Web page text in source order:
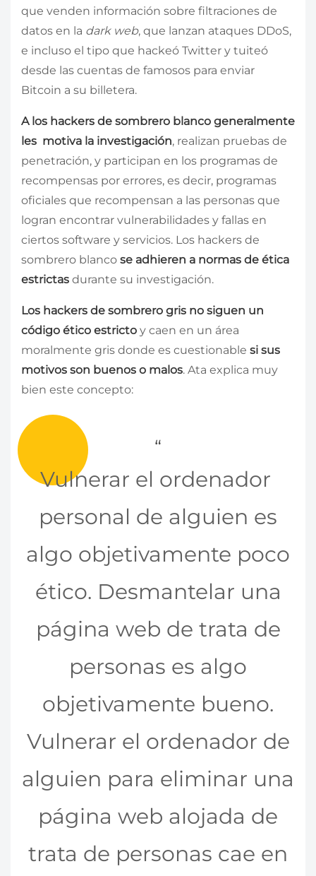
que venden información sobre filtraciones de
datos en la dark web, que lanzan ataques DDoS,
e incluso el tipo que hackeó Twitter y tuiteó
desde las cuentas de famosos para enviar
Bitcoin a su billetera.
A los hackers de sombrero blanco generalmente
les motiva la investigación, realizan pruebas de
penetración, y participan en los programas de
recompensas por errores, es decir, programas
oficiales que recompensan a las personas que
logran encontrar vulnerabilidades y fallas en
ciertos software y servicios. Los hackers de
sombrero blanco se adhieren a normas de ética
estrictas durante su investigación.
Los hackers de sombrero gris no siguen un
código ético estricto y caen en un área
moralmente gris donde es cuestionable si sus
motivos son buenos o malos. Ata explica muy
bien este concepto:
Vulnerar el ordenador
personal de alguien es
algo objetivamente poco
ético. Desmantelar una
página web de trata de
personas es algo
objetivamente bueno.
Vulnerar el ordenador de
alguien para eliminar una
página web alojada de
trata de personas cae en